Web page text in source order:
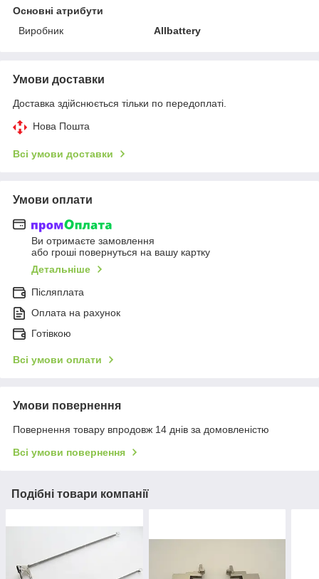
Основні атрибути
Виробник
Allbattery
Умови доставки
Доставка здійснюється тільки по передоплаті.
Нова Пошта
Всі умови доставки
Умови оплати
Ви отримаєте замовлення
або гроші повернуться на вашу картку
Детальніше
Післяплата
Оплата на рахунок
Готівкою
Всі умови оплати
Умови повернення
Повернення товару впродовж 14 днів за домовленістю
Всі умови повернення
Подібні товари компанії